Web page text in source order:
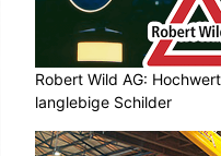
Robert Wild AG:
langlebige Schilder